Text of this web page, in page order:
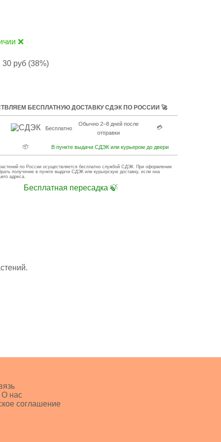
❌
руб (38%)
БЕСПЛАТНУЮ ДОСТАВКУ СДЭК ПО РОССИИ 🚀
Бесплатно
Обычно 2–8 дней после
отправки
💳
📦 В пункте выдачи СДЭК или курьером до двери
по России осуществляется бесплатно службой СДЭК. При оформлении
получение в пункте выдачи СДЭК или курьерскую доставку, если она
адреса.
Бесплатная пересадка 🍃
О нас
соглашение